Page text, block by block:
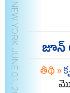
జూన్
తిథి »